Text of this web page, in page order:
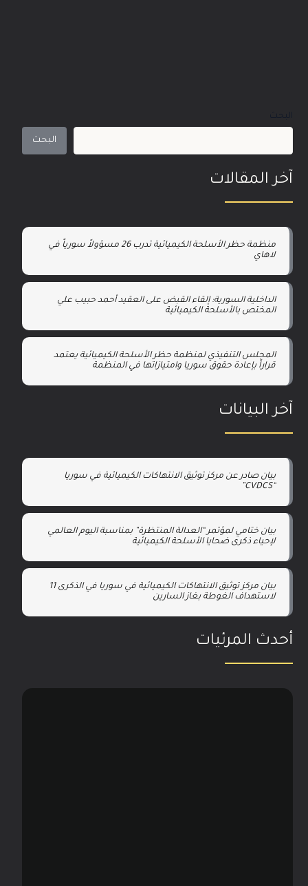
البحث
آخر المقالات
منظمة حظر الأسلحة الكيميائية تدرب 26 مسؤولاً سورياً في
لاهاي
الداخلية السورية: إلقاء القبض على العقيد أحمد حبيب علي
المختص بالأسلحة الكيميائية
المجلس التنفيذي لمنظمة حظر الأسلحة الكيميائية يعتمد
قراراً بإعادة حقوق سوريا وامتيازاتها في المنظمة
آخر البيانات
بيان صادر عن مركز توثيق الانتهاكات الكيميائية في سوريا
“CVDCS”
بيان ختامي لمؤتمر “العدالة المنتظرة” بمناسبة اليوم العالمي
لإحياء ذكرى ضحايا الأسلحة الكيميائية
بيان مركز توثيق الانتهاكات الكيميائية في سوريا في الذكرى 11
لاستهداف الغوطة بغاز السارين
أحدث المرئيات